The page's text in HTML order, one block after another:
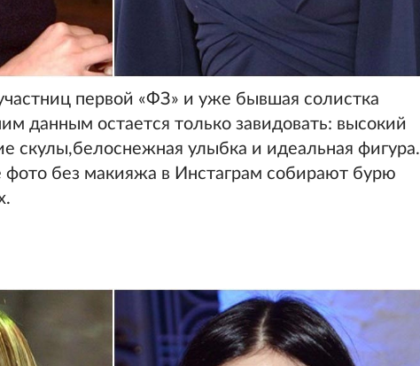
первой «ФЗ» и уже бывшая солистка
данным остается только завидовать: высокий
скулы,белоснежная улыбка и идеальная фигура.
фото без макияжа в Инстаграм собирают бурю